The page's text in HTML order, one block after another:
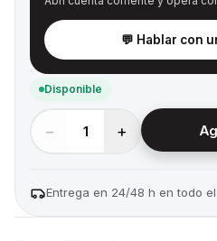
💬 Hablar con
Disponible
− 1 +
Entrega en 24/48 h en todo